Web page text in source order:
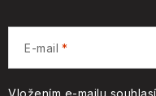
E-mail
Vložením e-mailu